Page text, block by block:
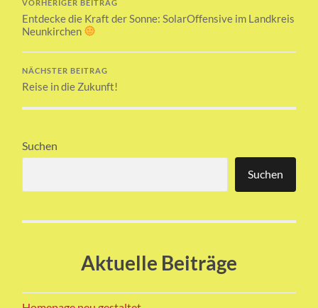
VORHERIGER BEITRAG
Entdecke die Kraft der Sonne: SolarOffensive im Landkreis
Neunkirchen
NÄCHSTER BEITRAG
Reise in die Zukunft!
Suchen
Suchen
Aktuelle Beiträge